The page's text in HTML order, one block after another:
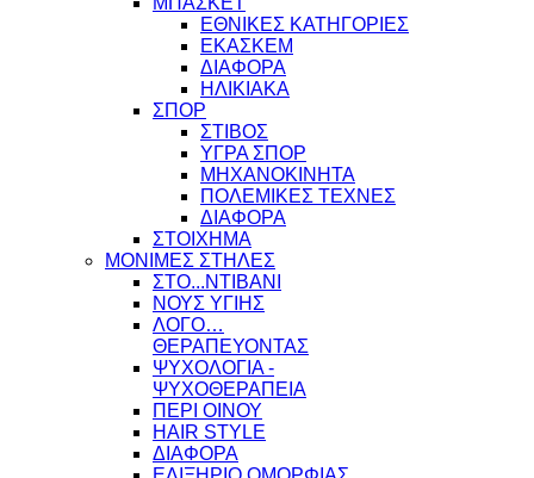
ΕΘΝΙΚΕΣ ΚΑΤΗΓΟΡΙΕΣ
ΕΚΑΣΚΕΜ
ΔΙΑΦΟΡΑ
ΗΛΙΚΙΑΚΑ
ΣΠΟΡ
ΣΤΙΒΟΣ
ΥΓΡΑ ΣΠΟΡ
ΜΗΧΑΝΟΚΙΝΗΤΑ
ΠΟΛΕΜΙΚΕΣ ΤΕΧΝΕΣ
ΔΙΑΦΟΡΑ
ΣΤΟΙΧΗΜΑ
ΜΟΝΙΜΕΣ ΣΤΗΛΕΣ
ΣΤΟ...ΝΤΙΒΑΝΙ
ΝΟΥΣ ΥΓΙΗΣ
ΛΟΓΟ…
ΘΕΡΑΠΕΥΟΝΤΑΣ
ΨΥΧΟΛΟΓΙΑ -
ΨΥΧΟΘΕΡΑΠΕΙΑ
ΠΕΡΙ ΟΙΝΟΥ
HAIR STYLE
ΔΙΑΦΟΡΑ